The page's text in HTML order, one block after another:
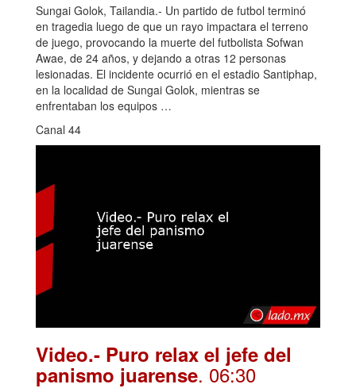
Sungai Golok, Tailandia.- Un partido de futbol terminó
en tragedia luego de que un rayo impactara el terreno
de juego, provocando la muerte del futbolista Sofwan
Awae, de 24 años, y dejando a otras 12 personas
lesionadas. El incidente ocurrió en el estadio Santiphap,
en la localidad de Sungai Golok, mientras se
enfrentaban los equipos …
Canal 44
Video.- Puro relax el jefe del
panismo juarense. 06:30